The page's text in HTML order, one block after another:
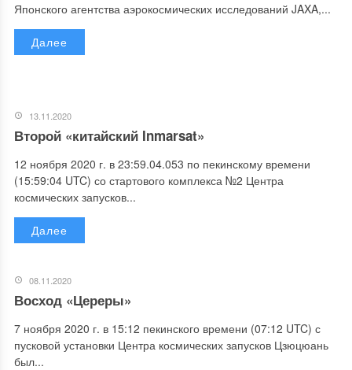
Японского агентства аэрокосмических исследований JAXA,...
Далее
13.11.2020
Второй «китайский Inmarsat»
12 ноября 2020 г. в 23:59.04.053 по пекинскому времени
(15:59:04 UTC) со стартового комплекса №2 Центра
космических запусков...
Далее
08.11.2020
Восход «Цереры»
7 ноября 2020 г. в 15:12 пекинского времени (07:12 UTC) с
пусковой установки Центра космических запусков Цзюцюань
был...